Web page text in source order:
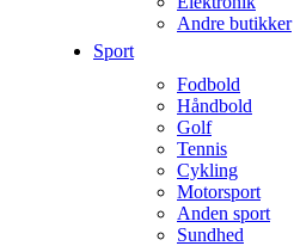
Andre butikker
Sport
Fodbold
Håndbold
Golf
Tennis
Cykling
Motorsport
Anden sport
Sundhed